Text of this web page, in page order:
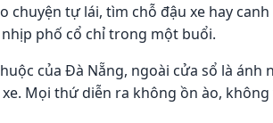
tự lái, tìm chỗ đậu xe hay
phố cổ chỉ trong một buổi.
của Đà Nẵng, ngoài cửa sổ là
Mọi thứ diễn ra không ồn ào,